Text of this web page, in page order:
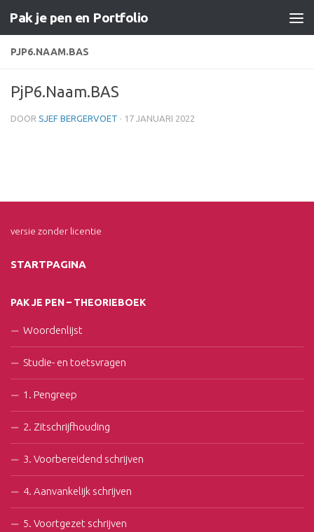
Doorgaan naar inhoud
Pak je pen en Portfolio
PJP6.NAAM.BAS
PjP6.Naam.BAS
DOOR SJEF BERGERVOET · 17 JANUARI 2022
versie zonder licentie
STARTPAGINA
PAK JE PEN – THEORIEBOEK
Woordenlijst
Studie- en toetsvragen
1. Pengreep
2. Zitschrijfhouding
3. Voorbereidend schrijven
4. Aanvankelijk schrijven
5. Voortgezet schrijven